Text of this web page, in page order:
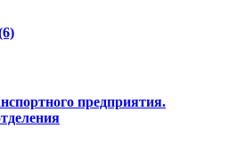
предприятия.